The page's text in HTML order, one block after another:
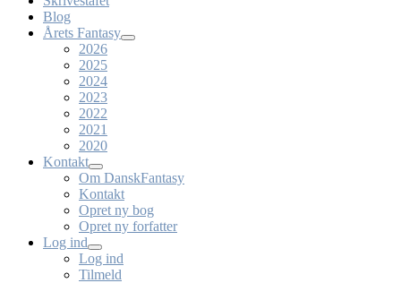
Blog
Årets Fantasy
2026
2025
2024
2023
2022
2021
2020
Kontakt
Om DanskFantasy
Kontakt
Opret ny bog
Opret ny forfatter
Log ind
Log ind
Tilmeld